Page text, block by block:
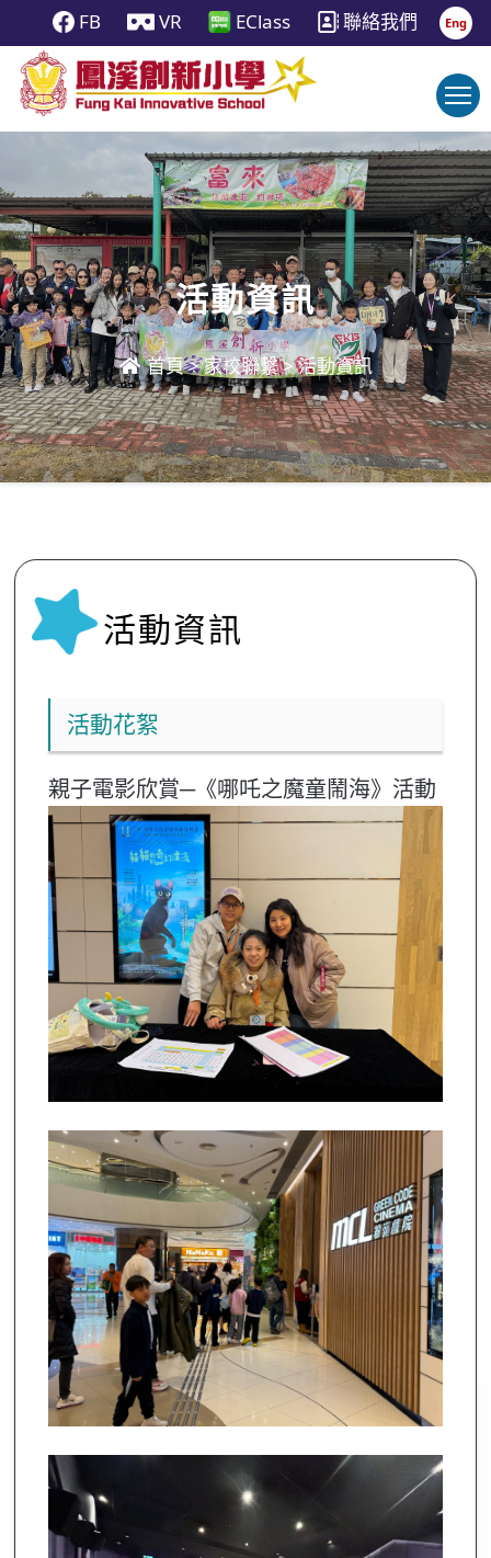
FB VR EClass 聯絡我們 Eng
活動資訊
首頁>家校聯繫>活動資訊
活動資訊
活動花絮
親子電影欣賞─《哪吒之魔童鬧海》活動